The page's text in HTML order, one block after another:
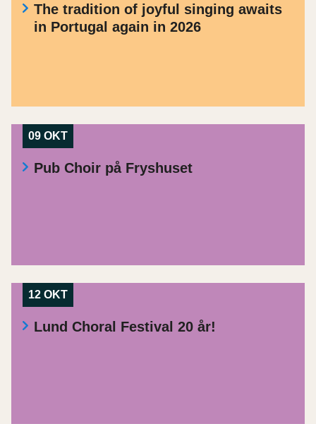
The tradition of joyful singing awaits
in Portugal again in 2026
09 OKT
Pub Choir på Fryshuset
12 OKT
Lund Choral Festival 20 år!